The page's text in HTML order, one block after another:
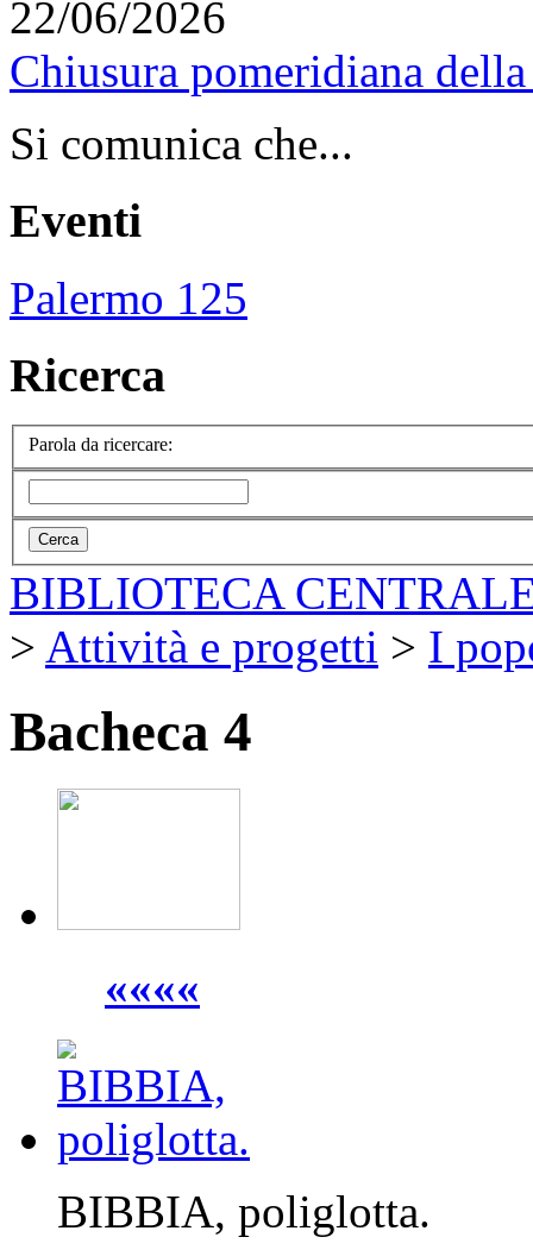
22/06/2026
Chiusura pomeridiana
Si comunica che...
Eventi
Palermo 125
Ricerca
Parola da ricercare:
BIBLIOTECA
> Attività e progetti > I
Bacheca 4
««««
BIBBIA, poliglotta.